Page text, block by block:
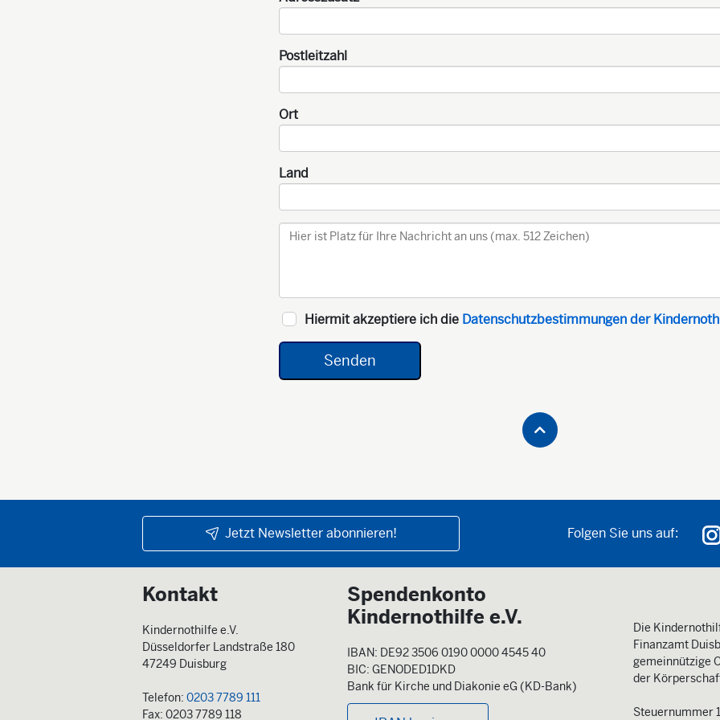
Postleitzahl
Ort
Land
Hiermit akzeptiere ich die Datenschutzbestimmungen der
Jetzt Newsletter abonnieren! Folgen Sie uns auf:
Kontakt
Kindernothilfe e.V.
Düsseldorfer Landstraße 180
47249 Duisburg
Telefon: 0203 7789 111
Fax: 0203 7789 118
Spendenkonto
Kindernothilfe e.V.
IBAN: DE92 3506 0190 0000 4545 40
BIC: GENODED1DKD
Bank für Kirche und Diakonie eG (KD-Bank)
Die
Finanzamt
gemeinnützige
der
Steuernummer